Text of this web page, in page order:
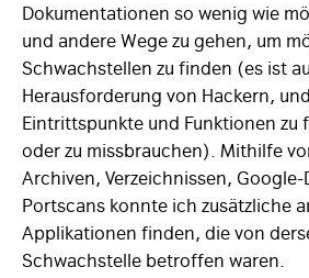
Dokumentationen so wenig wie
und andere Wege zu gehen, um
Schwachstellen zu finden (es ist
Herausforderung von Hackern,
Eintrittspunkte und Funktionen zu
oder zu missbrauchen). Mithilfe
Archiven, Verzeichnissen, Google-
Portscans konnte ich zusätzliche
Applikationen finden, die von
Schwachstelle betroffen waren.